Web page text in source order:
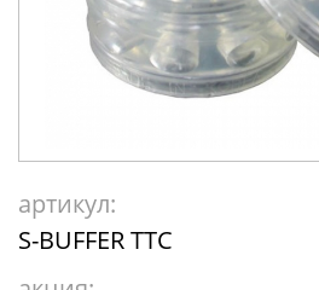
артикул:
S-BUFFER TTC